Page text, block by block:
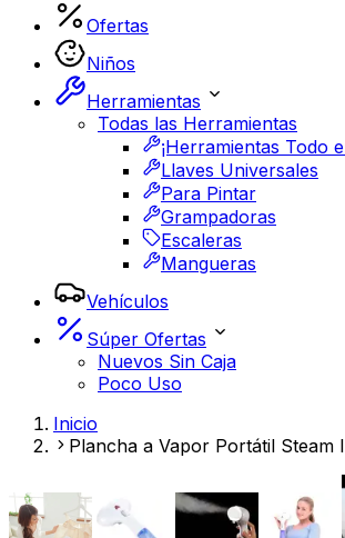
Ofertas
Niños
Herramientas
Todas las Herramientas
¡Herramientas Todo
Llaves Universales
Para Pintar
Grampadoras
Escaleras
Mangueras
Vehículos
Súper Ofertas
Nuevos Sin Caja
Poco Uso
Inicio
Plancha a Vapor Portátil Steam